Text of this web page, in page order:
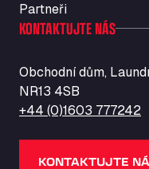
Partneři
KONTAKTUJTE NÁS
Obchodní dům,
NR13 4SB
+44 (0)1603 777242
KONTAKTUJTE